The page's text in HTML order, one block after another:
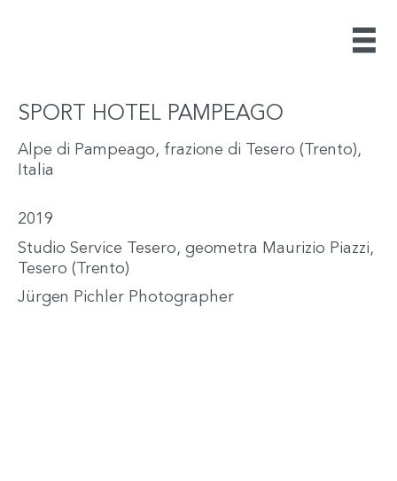
SPORT HOTEL PAMPEAGO
Alpe di Pampeago, frazione di Tesero (Trento),
Italia
2019
Studio Service Tesero, geometra Maurizio Piazzi,
Tesero (Trento)
Jürgen Pichler Photographer